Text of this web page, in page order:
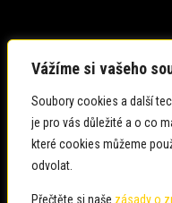
Vážíme si vašeho
Soubory cookies a další
je pro vás důležité a o co
které cookies můžeme
odvolat.
Přečtěte si naše zásady o
Zadavatel: Česká